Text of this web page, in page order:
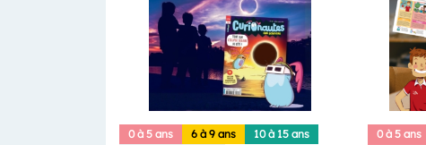
0 à 5 ans 6 à 9 ans
10 à 15 ans
0 à 5 ans